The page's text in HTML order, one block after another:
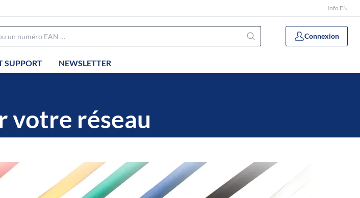
Info EN
Connexion
SUPPORT NEWSLETTER
votre réseau